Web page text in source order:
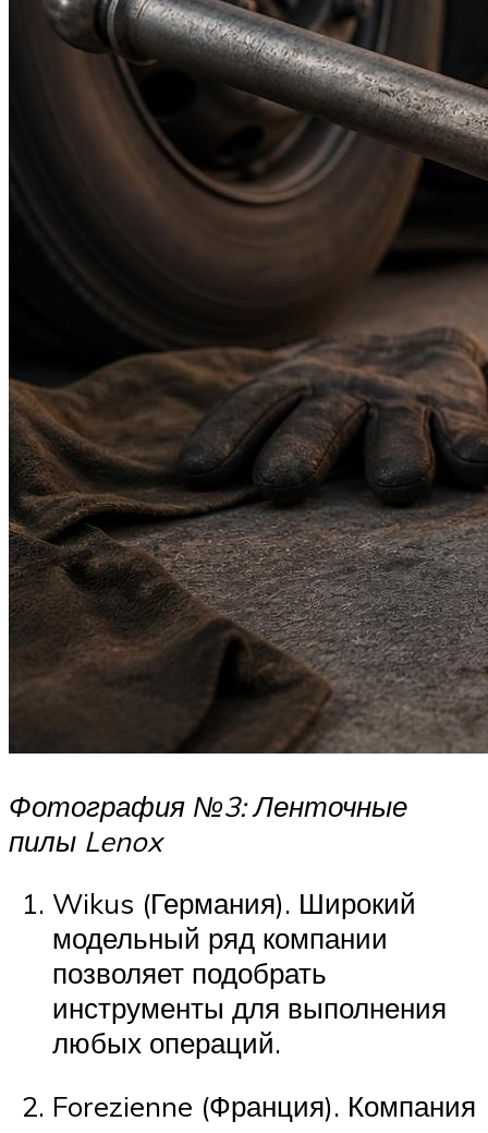
Фотография №3: Ленточные
пилы Lenox
Wikus (Германия). Широкий
модельный ряд компании
позволяет подобрать
инструменты для выполнения
любых операций.
Forezienne (Франция). Компания